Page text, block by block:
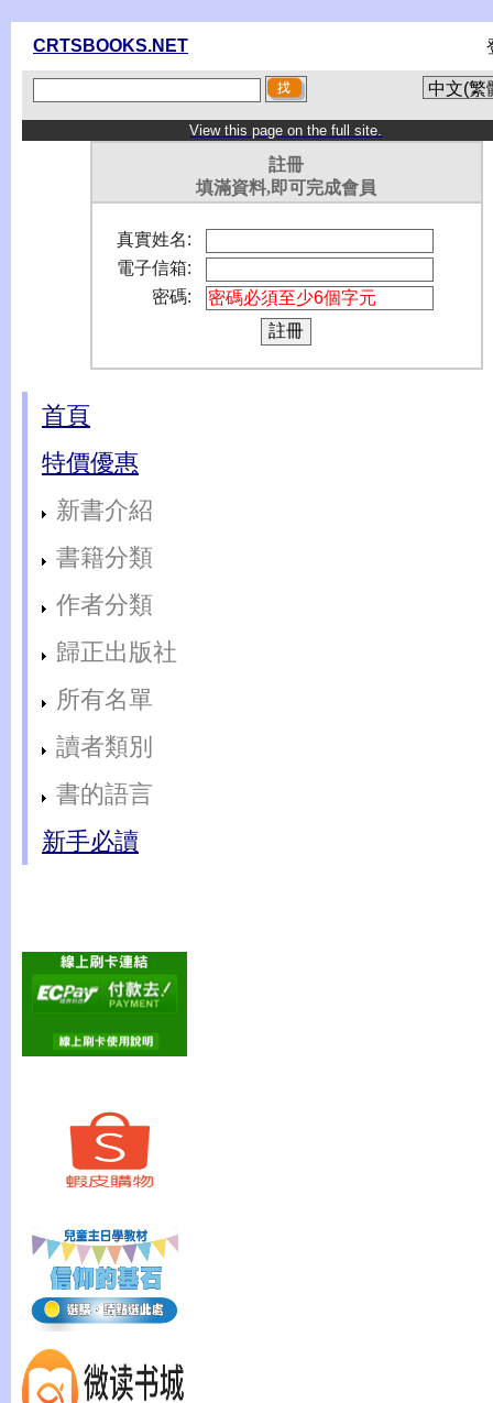
CRTSBOOKS.NET
View this page on the full site.
註冊
填滿資料,即可完成會員
真實姓名:
電子信箱:
密碼:
首頁
特價優惠
新書介紹
書籍分類
作者分類
歸正出版社
所有名單
讀者類別
書的語言
新手必讀